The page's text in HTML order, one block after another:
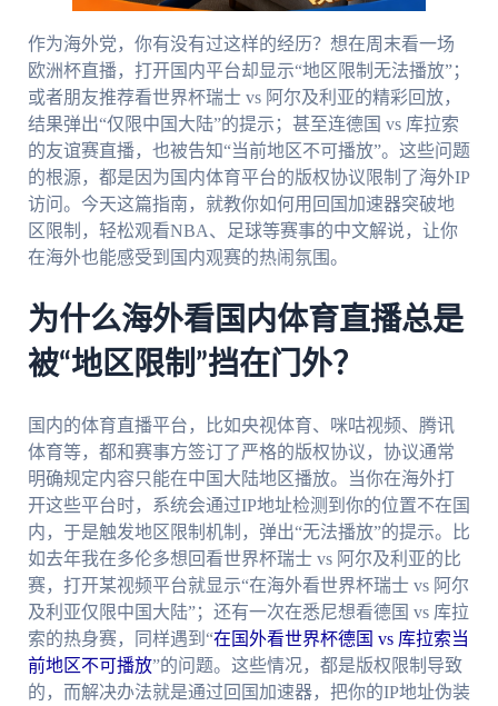
作为海外党，你有没有过这样的经历？想在周末看一场
欧洲杯直播，打开国内平台却显示“地区限制无法播放”；
或者朋友推荐看世界杯瑞士 vs 阿尔及利亚的精彩回放，
结果弹出“仅限中国大陆”的提示；甚至连德国 vs 库拉索
的友谊赛直播，也被告知“当前地区不可播放”。这些问题
的根源，都是因为国内体育平台的版权协议限制了海外IP
访问。今天这篇指南，就教你如何用回国加速器突破地
区限制，轻松观看NBA、足球等赛事的中文解说，让你
在海外也能感受到国内观赛的热闹氛围。
为什么海外看国内体育直播总是
被“地区限制”挡在门外？
国内的体育直播平台，比如央视体育、咪咕视频、腾讯
体育等，都和赛事方签订了严格的版权协议，协议通常
明确规定内容只能在中国大陆地区播放。当你在海外打
开这些平台时，系统会通过IP地址检测到你的位置不在国
内，于是触发地区限制机制，弹出“无法播放”的提示。比
如去年我在多伦多想回看世界杯瑞士 vs 阿尔及利亚的比
赛，打开某视频平台就显示“在海外看世界杯瑞士 vs 阿尔
及利亚仅限中国大陆”；还有一次在悉尼想看德国 vs 库拉
索的热身赛，同样遇到“在国外看世界杯德国 vs 库拉索当
前地区不可播放”的问题。这些情况，都是版权限制导致
的，而解决办法就是通过回国加速器，把你的IP地址伪装